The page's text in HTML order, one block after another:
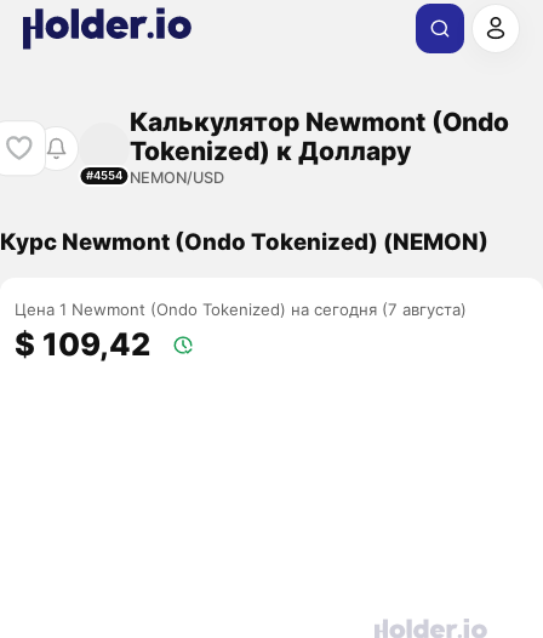
#4554
Калькулятор Newmont (Ondo
Tokenized) к Доллару
NEMON/USD
Курс Newmont (Ondo Tokenized) (NEMON)
Цена 1 Newmont (Ondo Tokenized) на сегодня (7 августа)
$ 109,42